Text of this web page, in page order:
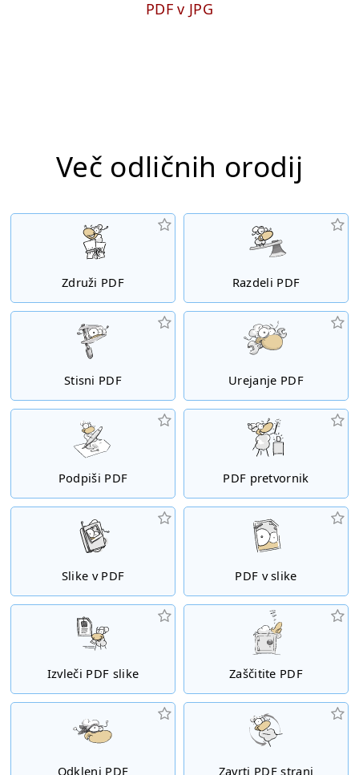
PDF v JPG
Več odličnih orodij
Združi PDF Razdeli PDF
Stisni PDF Urejanje PDF
Podpiši PDF PDF pretvornik
Slike v PDF PDF v slike
Izvleči PDF slike Zaščitite PDF
Odkleni PDF Zavrti PDF strani